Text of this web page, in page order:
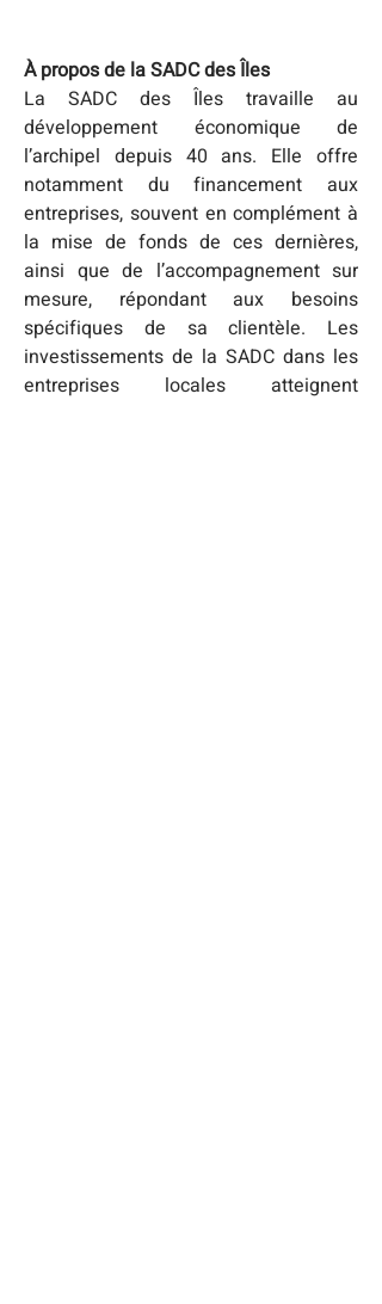
À propos de la SADC des Îles
La SADC des Îles travaille au
développement économique de
l’archipel depuis 40 ans. Elle offre
notamment du financement aux
entreprises, souvent en complément à
la mise de fonds de ces dernières,
ainsi que de l’accompagnement sur
mesure, répondant aux besoins
spécifiques de sa clientèle. Les
investissements de la SADC dans les
entreprises locales atteignent